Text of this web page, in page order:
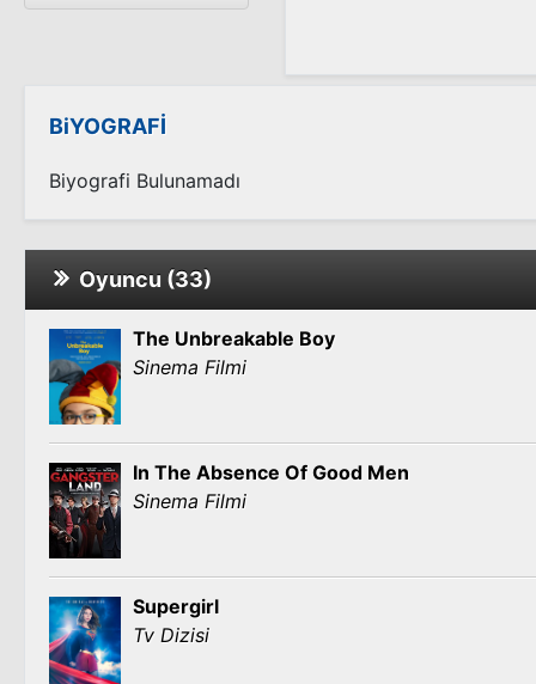
BiYOGRAFİ
Biyografi Bulunamadı
Oyuncu (33)
The Unbreakable Boy
Sinema Filmi
In The Absence Of Good Men
Sinema Filmi
Supergirl
Tv Dizisi